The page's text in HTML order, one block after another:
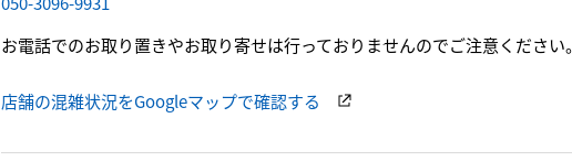
お電話でのお取り置きやお取り寄せは行っておりませんのでご注意ください。
店舗の混雑状況をGoogleマップで確認する